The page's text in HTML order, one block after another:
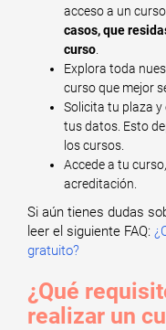
acceso a un curso.
casos, que
curso
Explora toda
curso que mejor
Solicita tu plaza
tus datos. Esto
los cursos.
Accede a tu
acreditación.
Si aún tienes dudas
leer el siguiente FAQ:
gratuito?
¿Qué
realizar un